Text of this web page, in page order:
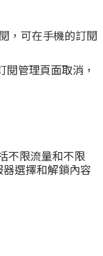
，可在手機的訂閱
管理頁面取消，
不限流量和不限
選擇和解鎖內容